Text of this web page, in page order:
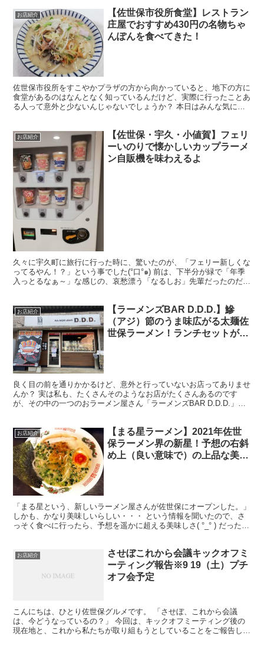
お店紹介
【佐世保市役所食堂】レストラン
庄屋でおすすめ430円の名物ちゃ
んぽんを食べてきた！
佐世保市役所をすこやかプラザの方から向かっていると、地下の方に
食堂があるのはなんとなく知っているんだけど、実際に行ったことあ
る人って意外と少ないんじゃないでしょうか？ 本日はみんな気にな
お店紹介
【佐世保・宇久・小値賀】フェリ
ーいのりで懐かしいカップラーメ
ン自販機を味わえるよ
久々に宇久町に旅行に行った時に、驚いたのが、「フェリー新しくな
ってるやん！？」という事でした(°口°๑) 前は、下半分が緑で「年季
入っとるなぁ～」な感じの、哀愁漂う「なるしお」先輩だったのだ
お店紹介
【ラーメンズBAR D.D.D.】鰺
（アジ）節のうま味広がる太麺佐
世保ラーメン！ランチセットが美
良く目の前を通りかかるけど、意外と行っていないお店ってありませ
んか？ 実は私も、たくさんそのようなお店がたくさんあるのです
が、その中の一つのおラーメン屋さん「ラーメンズBAR D.D.D.」さ
お店紹介
【まる星ラーメン】2021年佐世
保ラーメン界の新星！予想の右斜
め上（良い意味で）の上品な美味
「まる星という、新しいラーメン屋さんが佐世保にオープンした。」
しかも、かなり美味しいらしい・・・ という情報を聞いたので、さ
っそく食べに行ったら、予想を遥かに超える美味しさ( °_° ) だったの
お店紹介
させぼこれから会議キックオフミ
ーティング報告※9 19（土）プチ
オフ会予定
こんにちは、ひとり佐世保グルメです。 「させぼ、これから会議
は、今どうなっているの？」 今回は、キックオフミーティング後の
現在地と、これから私たちが取り組もうとしていることをご報告しま